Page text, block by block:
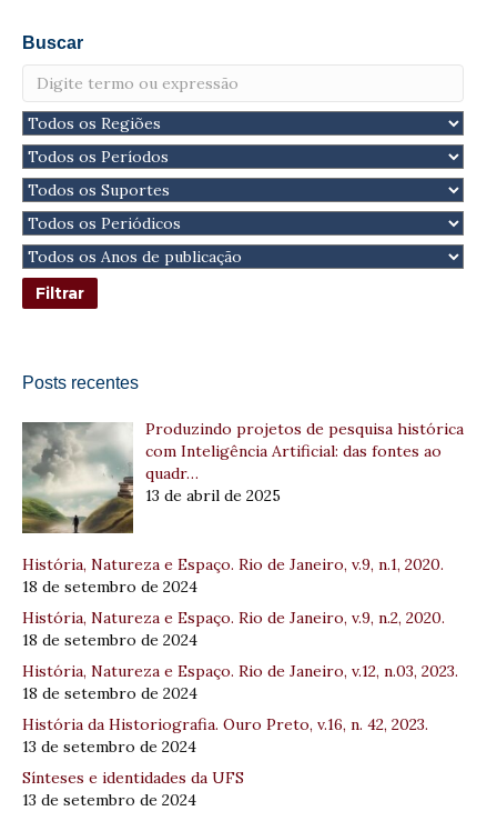
Buscar
Posts recentes
Produzindo projetos de pesquisa histórica
com Inteligência Artificial: das fontes ao
quadr…
13 de abril de 2025
História, Natureza e Espaço. Rio de Janeiro, v.9, n.1, 2020.
18 de setembro de 2024
História, Natureza e Espaço. Rio de Janeiro, v.9, n.2, 2020.
18 de setembro de 2024
História, Natureza e Espaço. Rio de Janeiro, v.12, n.03, 2023.
18 de setembro de 2024
História da Historiografia. Ouro Preto, v.16, n. 42, 2023.
13 de setembro de 2024
Sínteses e identidades da UFS
13 de setembro de 2024